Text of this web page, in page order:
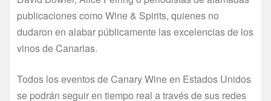
publicaciones como Wine & Spirits, quienes no
dudaron en alabar públicamente las excelencias de los
vinos de Canarias.
Todos los eventos de Canary Wine en Estados Unidos
se podrán seguir en tiempo real a través de sus redes